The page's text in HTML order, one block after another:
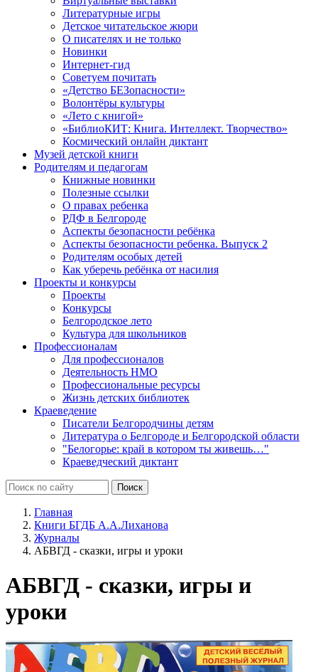
Литературные игры
Детское читательское жюри
О писателях и не только
Новинки
Интернет-гид
Советуем почитать
«Детство БЕЗопасности»
Волонтёры культуры
«Лето с книгой»
«БиблиоКИТ: Книга. Интеллект. Творчество»
Космический онлайн диктант
Музей детской книги
Родителям и педагогам
Книжные новинки
Полезные ссылки
О правах ребенка
РДФ в Белгороде
Аспекты безопасности ребёнка
Аспекты безопасности ребенка. Выпуск 2
Родителям особых детей
Как уберечь ребёнка от насилия
Проекты и конкурсы
Проекты
Конкурсы
Белгородское лето
Культура для школьников
Профессионалам
Для профессионалов
Деятельность НМО
Профессиональные ресурсы
Жизнь детских библиотек
Краеведение
Писатели Белгородчины детям
Литература о Белгороде и Белгородской области
"Белогорье: край в котором ты живешь…"
Краеведческий диктант
Главная
Книги БГДБ А.А.Лиханова
Журналы
АБВГД - сказки, игры и уроки
АБВГД - сказки, игры и
уроки